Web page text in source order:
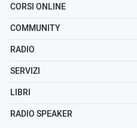
CORSI ONLINE
COMMUNITY
RADIO
SERVIZI
LIBRI
RADIO SPEAKER